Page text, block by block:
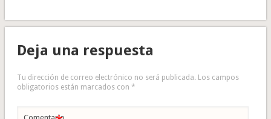
Deja una respuesta
Tu dirección de correo electrónico no será publicada. Los campos
obligatorios están marcados con *